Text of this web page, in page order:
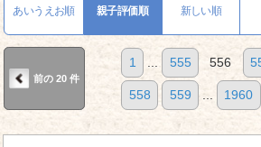
あいうえお順 親子評価順 新しい順
前の 20 件
1 ... 555 556
558 559 ... 1960